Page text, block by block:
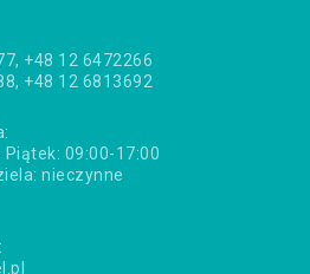
+48 12 6472266
+48 12 6813692
Piątek: 09:00-17:00
nieczynne